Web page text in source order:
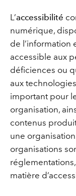
L’accessibilité
numérique,
de l’information
accessible aux
déficiences ou
aux
important pour
organisation,
contenus
une
organisations
matière